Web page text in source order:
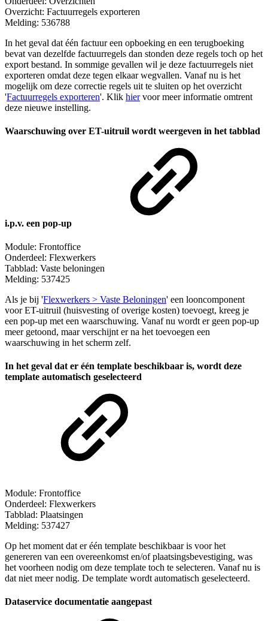
Overzicht: Factuurregels exporteren
Melding: 536788
In het geval dat één factuur een opboeking en een terugboeking
bevat van dezelfde factuurregels dan stonden deze regels toch op het
export bestand. In sommige gevallen wil je deze factuurregels niet
exporteren omdat deze tegen elkaar wegvallen. Vanaf nu is het
mogelijk om deze correctie regels uit te sluiten op het overzicht
'Factuurregels exporteren'. Klik hiervoor meer informatie omtrent
deze nieuwe instelling.
Waarschuwing over ET-uitruil wordt weergeven in het tabblad
i.p.v. een pop-up
Module: Frontoffice
Onderdeel: Flexwerkers
Tabblad: Vaste beloningen
Melding: 537425
Als je bij 'Flexwerkers > Vaste Beloningen' een looncomponent
voor ET-uitruil (huisvesting of overige kosten) toevoegt, kreeg je
een pop-up met een waarschuwing. Vanaf nu wordt er geen pop-up
meer getoond, maar verschijnt er na het toevoegen een
waarschuwing in het scherm zelf.
In het geval dat er één template beschikbaar is, wordt deze
template automatisch geselecteerd
Module: Frontoffice
Onderdeel: Flexwerkers
Tabblad: Plaatsingen
Melding: 537427
Op het moment dat er één template beschikbaar is voor het
genereren van een overeenkomst en/of plaatsingsbevestiging, was
het voorheen nodig om deze template toch te selecteren. Vanaf nu is
dat niet meer nodig. De template wordt automatisch geselecteerd.
Dataservice documentatie aangepast